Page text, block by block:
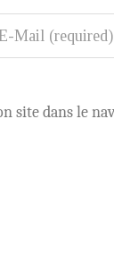
site dans le